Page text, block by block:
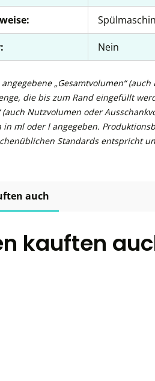
Nein
„Gesamtvolumen“
die bis zum Rand eingefüllt
(auch Nutzvolumen oder
in ml oder l angegeben.
Standards entspricht
auch
kauften